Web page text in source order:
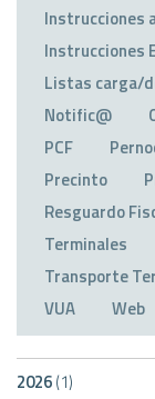
Instrucciones
Instrucciones
Listas carga/
Notific@
PCF
Precinto
Resguardo
Terminales
Transporte
VUA
Web
2026(1)